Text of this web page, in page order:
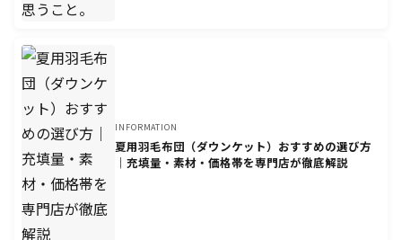
INFORMATION
夏用羽毛布団（ダウンケット）おすすめの選び方
｜充填量・素材・価格帯を専門店が徹底解説